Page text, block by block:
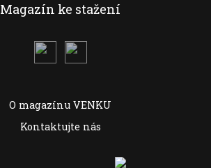
Magazín ke stažení
O magazínu VENKU
Kontaktujte nás